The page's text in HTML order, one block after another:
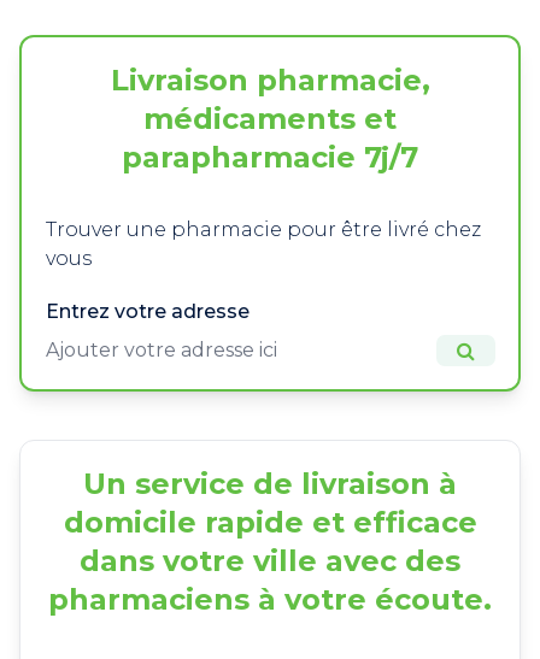
Livraison pharmacie,
médicaments et
parapharmacie 7j/7
Trouver une pharmacie pour être livré chez
vous
Entrez votre adresse
Un service de livraison à
domicile rapide et efficace
dans votre ville avec des
pharmaciens à votre écoute.